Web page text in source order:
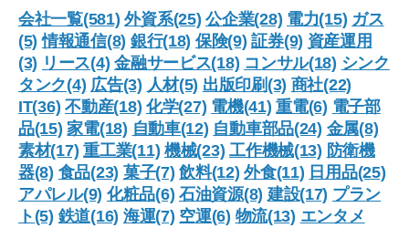
会社一覧(581) 外資系(25) 公企業(28) 電力(15) ガス
(5) 情報通信(8) 銀行(18) 保険(9) 証券(9) 資産運用
(3) リース(4) 金融サービス(18) コンサル(18) シンク
タンク(4) 広告(3) 人材(5) 出版印刷(3) 商社(22)
IT(36) 不動産(18) 化学(27) 電機(41) 重電(6) 電子部
品(15) 家電(18) 自動車(12) 自動車部品(24) 金属(8)
素材(17) 重工業(11) 機械(23) 工作機械(13) 防衛機
器(8) 食品(23) 菓子(7) 飲料(12) 外食(11) 日用品(25)
アパレル(9) 化粧品(6) 石油資源(8) 建設(17) プラン
ト(5) 鉄道(16) 海運(7) 空運(6) 物流(13) エンタメ